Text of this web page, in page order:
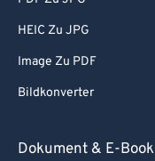
HEIC Zu JPG
Image Zu PDF
Bildkonverter
Dokument & E-Book